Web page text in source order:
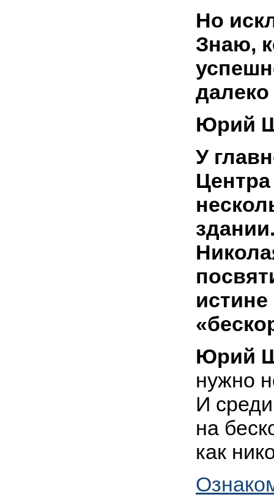
Но
Знаю,
далеко
Юрий
У
Юрий
нужно
И
на
как